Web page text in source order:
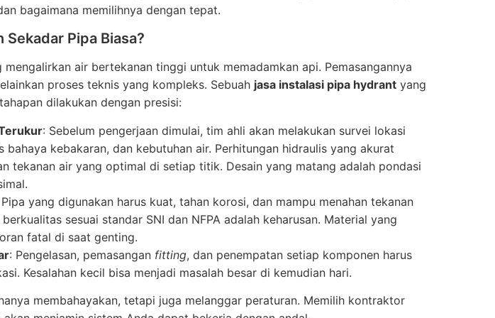
bagaimana memilihnya dengan tepat.
Pipa Biasa?
air bertekanan tinggi untuk memadamkan api. Pemasangannya
proses teknis yang kompleks. Sebuah jasa instalasi pipa hydrant yang
dilakukan dengan presisi:
: Sebelum pengerjaan dimulai, tim ahli akan melakukan survei lokasi
bahaya kebakaran, dan kebutuhan air. Perhitungan hidraulis yang akurat
tekanan air yang optimal di setiap titik. Desain yang matang adalah pondasi
Pipa yang digunakan harus kuat, tahan korosi, dan mampu menahan tekanan
sesuai standar SNI dan NFPA adalah keharusan. Material yang
fatal di saat genting.
: Pengelasan, pemasangan fitting, dan penempatan setiap komponen harus
Kesalahan kecil bisa menjadi masalah besar di kemudian hari.
membahayakan, tetapi juga melanggar peraturan. Memilih kontraktor